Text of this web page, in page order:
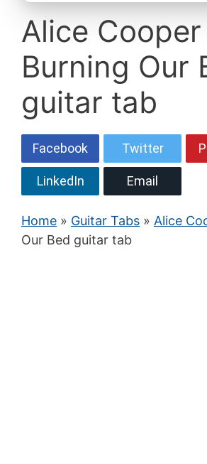
Alice
Burning Our
guitar tab
Facebook Twitter
LinkedIn Email
Home » Guitar Tabs » Alice
Our Bed guitar tab